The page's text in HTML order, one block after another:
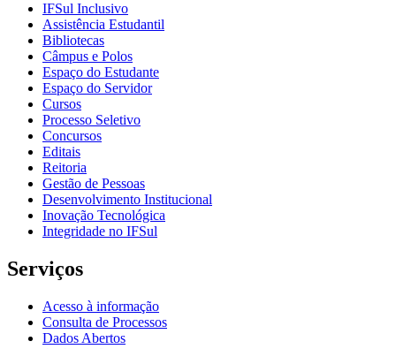
IFSul Inclusivo
Assistência Estudantil
Bibliotecas
Câmpus e Polos
Espaço do Estudante
Espaço do Servidor
Cursos
Processo Seletivo
Concursos
Editais
Reitoria
Gestão de Pessoas
Desenvolvimento Institucional
Inovação Tecnológica
Integridade no IFSul
Serviços
Acesso à informação
Consulta de Processos
Dados Abertos